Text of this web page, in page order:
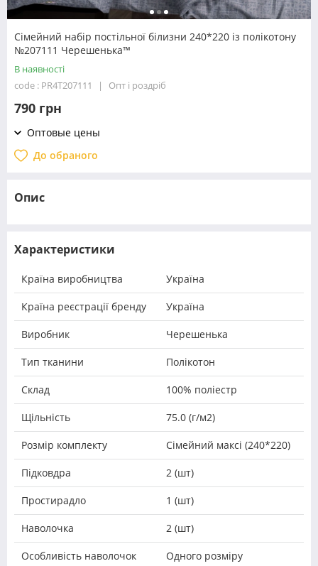
Сімейний набір постільної білизни 240*220 із полікотону
№207111 Черешенька™
В наявності
code : PR4T207111
Опт і роздріб
790 грн
Оптовые цены
До обраного
Опис
Характеристики
Країна виробництва Україна
Країна реєстрації бренду Україна
Виробник Черешенька
Тип тканини Полікотон
Склад 100% поліестр
Щільність 75.0 (г/м2)
Розмір комплекту Сімейний максі (240*220)
Підковдра 2 (шт)
Простирадло 1 (шт)
Наволочка 2 (шт)
Особливість наволочок Одного розміру